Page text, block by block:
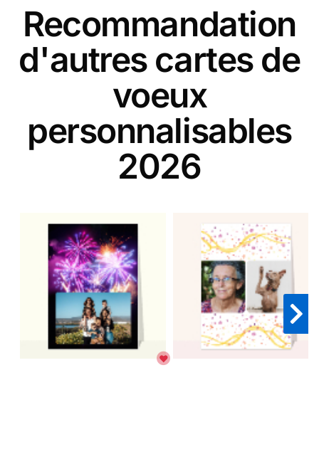
Recommandation
d'autres cartes de
voeux
personnalisables
2026